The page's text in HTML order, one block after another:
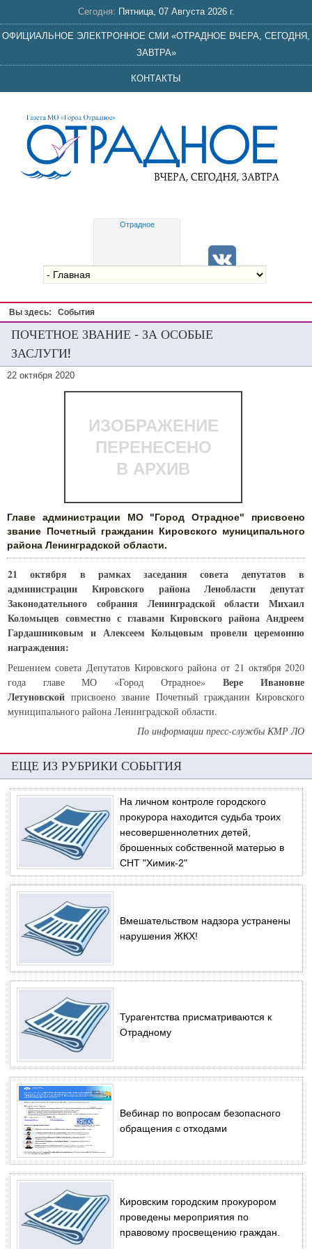
Сегодня: Пятница, 07 Августа 2026 г.
ОФИЦИАЛЬНОЕ ЭЛЕКТРОННОЕ СМИ «ОТРАДНОЕ ВЧЕРА, СЕГОДНЯ,
ЗАВТРА»
КОНТАКТЫ
Отрадное
Вы здесь: События
ПОЧЕТНОЕ ЗВАНИЕ - ЗА ОСОБЫЕ
ЗАСЛУГИ!
22 октября 2020
ИЗОБРАЖЕНИЕ
ПЕРЕНЕСЕНО
В АРХИВ
Главе администрации МО "Город Отрадное" присвоено
звание Почетный гражданин Кировского муниципального
района Ленинградской области.
21 октября в рамках заседания совета депутатов в
администрации Кировского района Ленобласти депутат
Законодательного собрания Ленинградской области Михаил
Коломыцев совместно с главами Кировского района Андреем
Гардашниковым и Алексеем Кольцовым провели церемонию
награждения:
Решением совета Депутатов Кировского района от 21 октября 2020
года главе МО «Город Отрадное»Вере Ивановне
Летуновской присвоено звание Почетный гражданин Кировского
муниципального района Ленинградской области.
По информации пресс-службы КМР ЛО
ЕЩЕ ИЗ РУБРИКИ СОБЫТИЯ
На личном контроле городского
прокурора находится судьба троих
несовершеннолетних детей,
брошенных собственной матерью в
СНТ "Химик-2"
Вмешательством надзора устранены
нарушения ЖКХ!
Турагентства присматриваются к
Отрадному
Вебинар по вопросам безопасного
обращения с отходами
Кировским городским прокурором
проведены мероприятия по
правовому просвещению граждан.